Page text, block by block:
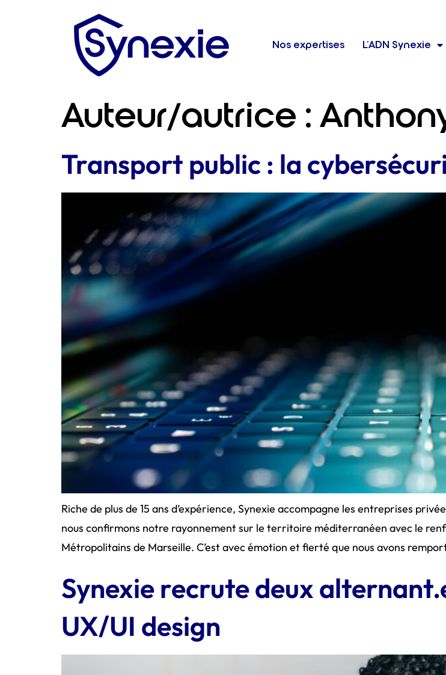
Nos expertises L’ADN Synexie
Auteur/autrice :
Transport public : la
Riche de plus de 15 ans d’expérience, Synexie accompagne les entreprises
nous confirmons notre rayonnement sur le territoire méditerranéen avec le
Métropolitains de Marseille. C’est avec émotion et fierté que nous avons
Synexie recrute deux
UX/UI design